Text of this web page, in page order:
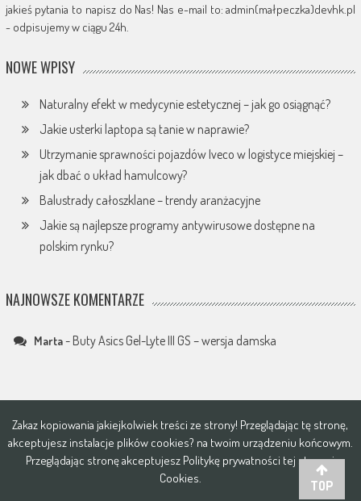
jakieś pytania to napisz do Nas! Nas e-mail to: admin(małpeczka)devhk.pl
- odpisujemy w ciągu 24h.
NOWE WPISY
Naturalny efekt w medycynie estetycznej – jak go osiągnąć?
Jakie usterki laptopa są tanie w naprawie?
Utrzymanie sprawności pojazdów Iveco w logistyce miejskiej –
jak dbać o układ hamulcowy?
Balustrady całoszklane – trendy aranżacyjne
Jakie są najlepsze programy antywirusowe dostępne na
polskim rynku?
NAJNOWSZE KOMENTARZE
Marta- Buty Asics Gel-Lyte III GS – wersja damska
Zakaz kopiowania jakiejkolwiek treści ze strony! Przeglądając tę stronę,
akceptujesz instalacje plików cookies? na twoim urządzeniu końcowym.
Przeglądając stronę akceptujesz Politykę prywatności tej strony i
Cookies
TOP